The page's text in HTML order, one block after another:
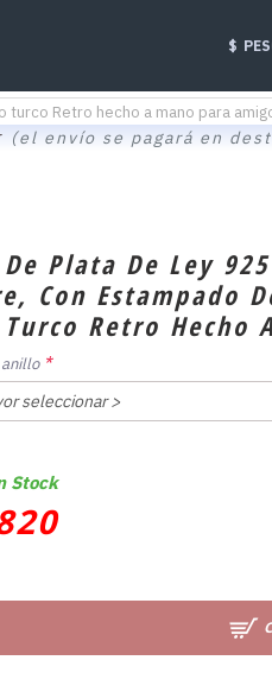
$
turco Retro hecho a mano para
(el envío se pagará en
Plata De Ley
Con Estampado
Retro Hecho
Stock
anillo